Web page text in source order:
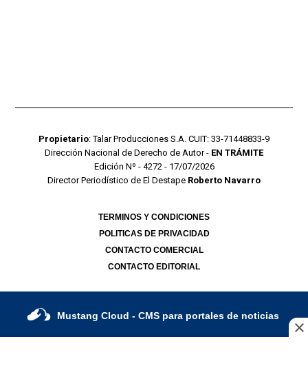
Propietario: Talar Producciones S.A. CUIT: 33-71448833-9
Dirección Nacional de Derecho de Autor - EN TRÁMITE
Edición Nº - 4272 - 17/07/2026
Director Periodístico de El Destape Roberto Navarro
TERMINOS Y CONDICIONES
POLITICAS DE PRIVACIDAD
CONTACTO COMERCIAL
CONTACTO EDITORIAL
Mustang Cloud - CMS para portales de noticias